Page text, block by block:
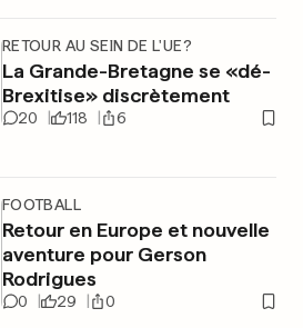
RETOUR AU SEIN DE L'UE?
La Grande-Bretagne se «dé-
Brexitise» discrètement
20 118 6
FOOTBALL
Retour en Europe et nouvelle
aventure pour Gerson
Rodrigues
0 29 0